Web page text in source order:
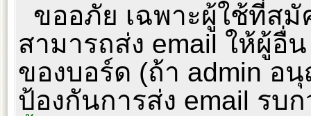
ขออภัย เฉพาะผู้ใช้ที่ส
สามารถส่ง email ให้ผู้อื่
ของบอร์ด (ถ้า admin
ป้องกันการส่ง email รบ